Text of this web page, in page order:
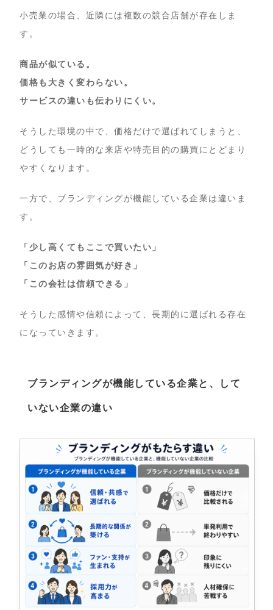
小売業の場合、近隣には複数の競合店舗が存在しま
す。
商品が似ている。
価格も大きく変わらない。
サービスの違いも伝わりにくい。
そうした環境の中で、価格だけで選ばれてしまうと、
どうしても一時的な来店や特売目的の購買にとどまり
やすくなります。
一方で、ブランディングが機能している企業は違いま
す。
「少し高くてもここで買いたい」
「このお店の雰囲気が好き」
「この会社は信頼できる」
そうした感情や信頼によって、長期的に選ばれる存在
になっていきます。
ブランディングが機能している企業と、して
いない企業の違い